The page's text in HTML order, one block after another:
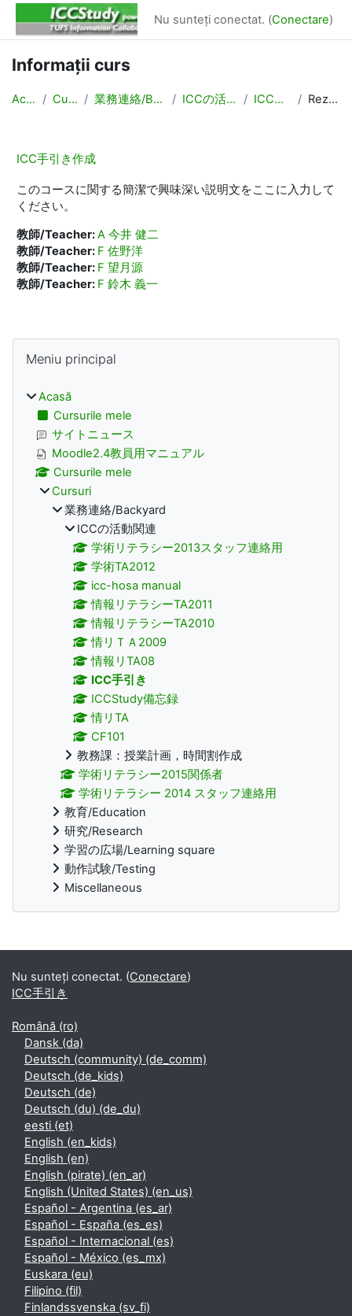
Sari la conţinutul principal
Nu sunteți conectat. (Conectare)
Informații curs
Acasă Cursuri 業務連絡/Backyard ICCの活動関連 ICC手引き Rezumat
ICC手引き作成
このコースに関する簡潔で興味深い説明文をここに入力して
ください。
教師/Teacher:A 今井 健二
教師/Teacher: F 佐野洋
教師/Teacher: F 望月源
教師/Teacher: F 鈴木 義一
Blocuri
Meniu principal
Acasă
Cursurile mele
サイトニュース
Moodle2.4教員用マニュアル
Cursurile mele
Cursuri
業務連絡/Backyard
ICCの活動関連
学術リテラシー2013スタッフ連絡用
学術TA2012
icc-hosa manual
情報リテラシーTA2011
情報リテラシーTA2010
情リＴＡ2009
情報リTA08
ICC手引き
ICCStudy備忘録
情リTA
CF101
教務課：授業計画，時間割作成
学術リテラシー2015関係者
学術リテラシー 2014 スタッフ連絡用
教育/Education
研究/Research
学習の広場/Learning square
動作試験/Testing
Miscellaneous
Supplementary blocks
Nu sunteți conectat. (Conectare)
ICC手引き
Română ‎(ro)‎
Dansk ‎(da)‎
Deutsch (community) ‎(de_comm)‎
Deutsch ‎(de_kids)‎
Deutsch ‎(de)‎
Deutsch (du) ‎(de_du)‎
eesti ‎(et)‎
English ‎(en_kids)‎
English ‎(en)‎
English (pirate) ‎(en_ar)‎
English (United States) ‎(en_us)‎
Español - Argentina ‎(es_ar)‎
Español - España ‎(es_es)‎
Español - Internacional ‎(es)‎
Español - México ‎(es_mx)‎
Euskara ‎(eu)‎
Filipino ‎(fil)‎
Finlandssvenska ‎(sv_fi)‎